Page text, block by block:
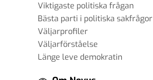
Viktigaste politiska frågan
Bästa parti i politiska sakfrågor
Väljarprofiler
Väljarförståelse
Länge leve demokratin